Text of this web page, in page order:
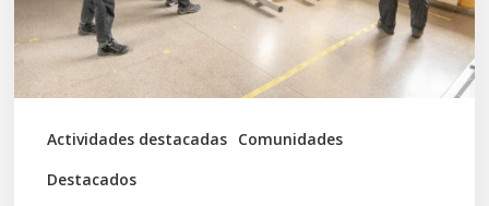
Actividades destacadas Comunidades
Destacados
de
ficción
se
graba